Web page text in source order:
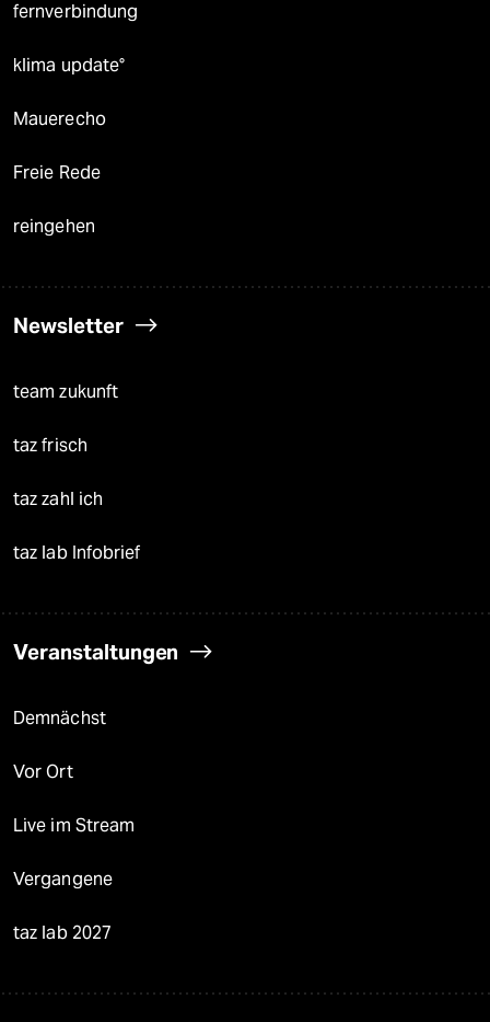
fernverbindung
klima update°
Mauerecho
Freie Rede
reingehen
Newsletter
team zukunft
taz frisch
taz zahl ich
taz lab Infobrief
Veranstaltungen
Demnächst
Vor Ort
Live im Stream
Vergangene
taz lab 2027